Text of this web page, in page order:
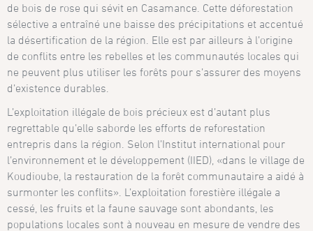
de bois de rose qui sévit en Casamance. Cette déforestation
sélective a entraîné une baisse des précipitations et accentué
la désertification de la région. Elle est par ailleurs à l’origine
de conflits entre les rebelles et les communautés locales qui
ne peuvent plus utiliser les forêts pour s’assurer des moyens
d’existence durables.
L’exploitation illégale de bois précieux est d’autant plus
regrettable qu’elle saborde les efforts de reforestation
entrepris dans la région. Selon l’Institut international pour
l’environnement et le développement (IIED), «dans le village de
Koudioube, la restauration de la forêt communautaire a aidé à
surmonter les conflits». L’exploitation forestière illégale a
cessé, les fruits et la faune sauvage sont abondants, les
populations locales sont à nouveau en mesure de vendre des